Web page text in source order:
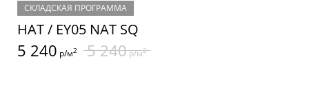
СКЛАДСКАЯ ПРОГРАММА
НАТ / EY05 NAT SQ
5 240 р/м2 5 240р/м2